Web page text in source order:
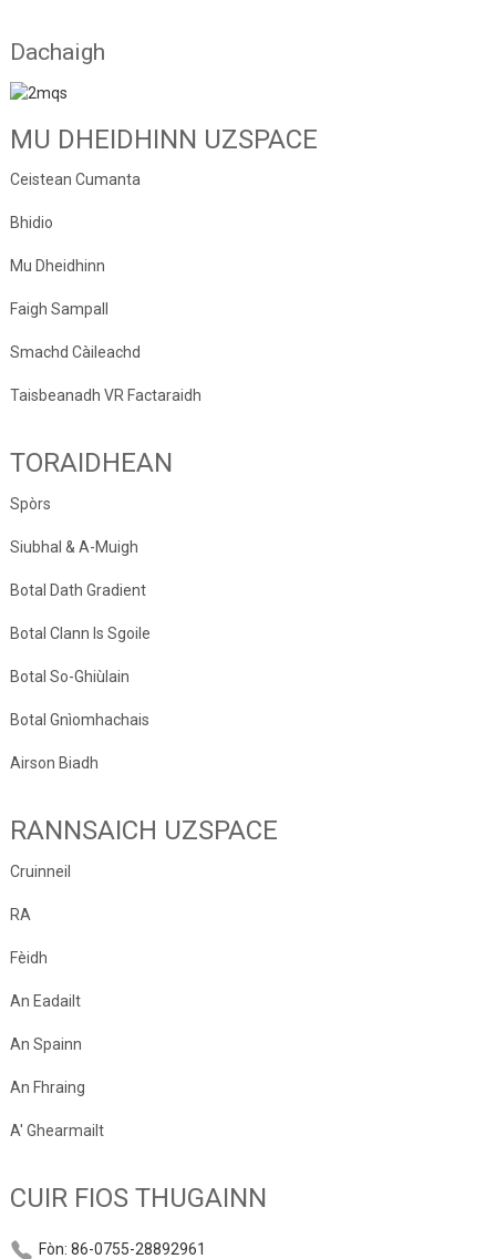
Dachaigh
MU DHEIDHINN UZSPACE
Ceistean Cumanta
Bhidio
Mu Dheidhinn
Faigh Sampall
Smachd Càileachd
Taisbeanadh VR Factaraidh
TORAIDHEAN
Spòrs
Siubhal & A-Muigh
Botal Dath Gradient
Botal Clann Is Sgoile
Botal So-Ghiùlain
Botal Gnìomhachais
Airson Biadh
RANNSAICH UZSPACE
Cruinneil
RA
Fèidh
An Eadailt
An Spainn
An Fhraing
A' Ghearmailt
CUIR FIOS THUGAINN
Fòn: 86-0755-28892961